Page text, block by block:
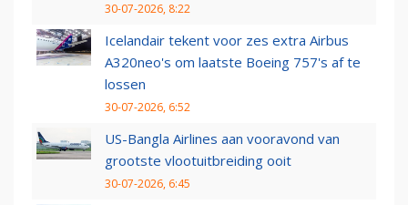
30-07-2026, 8:22
Icelandair tekent voor zes extra Airbus
A320neo's om laatste Boeing 757's af te
lossen
30-07-2026, 6:52
US-Bangla Airlines aan vooravond van
grootste vlootuitbreiding ooit
30-07-2026, 6:45